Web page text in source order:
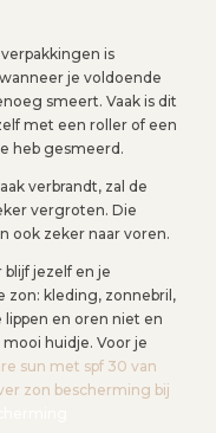
is
je voldoende
smeert. Vaak is dit
met een roller of een
heb gesmeerd.
verbrandt, zal de
vergroten. Die
ook zeker naar voren.
jezelf en je
zon: kleding, zonnebril,
en oren niet en
huidje. Voor je
sun met spf 30 van
zon bescherming bij